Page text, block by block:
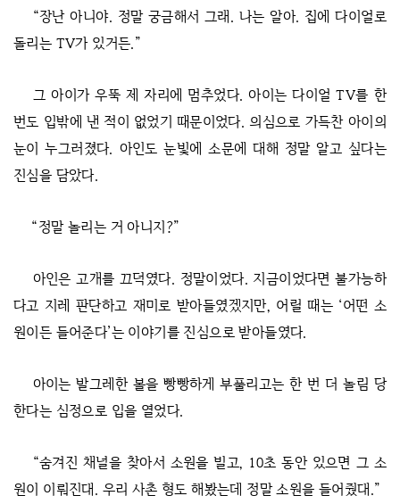
“장난 아니야. 정말 궁금해서 그래. 나는 알아. 집에 다이얼로
돌리는 TV가 있거든.”
그 아이가 우뚝 제 자리에 멈추었다. 아이는 다이얼 TV를 한
번도 입밖에 낸 적이 없었기 때문이었다. 의심으로 가득찬 아이의
눈이 누그러졌다. 아인도 눈빛에 소문에 대해 정말 알고 싶다는
진심을 담았다.
“정말 놀리는 거 아니지?”
아인은 고개를 끄덕였다. 정말이었다. 지금이었다면 불가능하
다고 지레 판단하고 재미로 받아들였겠지만, 어릴 때는 ‘어떤 소
원이든 들어준다’는 이야기를 진심으로 받아들였다.
아이는 발그레한 볼을 빵빵하게 부풀리고는 한 번 더 놀림 당
한다는 심정으로 입을 열었다.
“숨겨진 채널을 찾아서 소원을 빌고, 10초 동안 있으면 그 소
원이 이뤄진대. 우리 사촌 형도 해봤는데 정말 소원을 들어줬대.”